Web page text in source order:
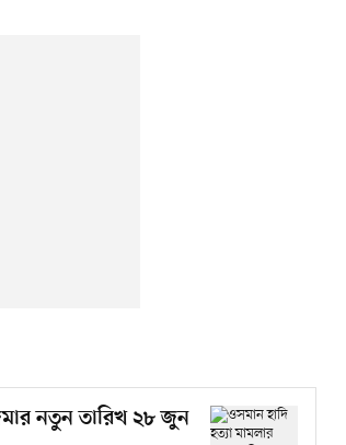
নতুন তারিখ ২৮ জুন